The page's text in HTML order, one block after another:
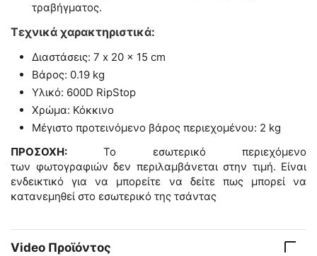
τραβήγματος.
Τεχνικά χαρακτηριστικά:
Διαστάσεις: 7 x 20 x 15 cm
Βάρος: 0.19 kg
Υλικό: 600D RipStop
Χρώμα: Κόκκινο
Μέγιστο προτεινόμενο βάρος περιεχομένου: 2 kg
ΠΡΟΣΟΧΗ: Το εσωτερικό περιεχόμενο
των φωτογραφιών δεν περιλαμβάνεται στην τιμή. Είναι
ενδεικτικό για να μπορείτε να δείτε πως μπορεί να
κατανεμηθεί στο εσωτερικό της τσάντας
Video Προϊόντος